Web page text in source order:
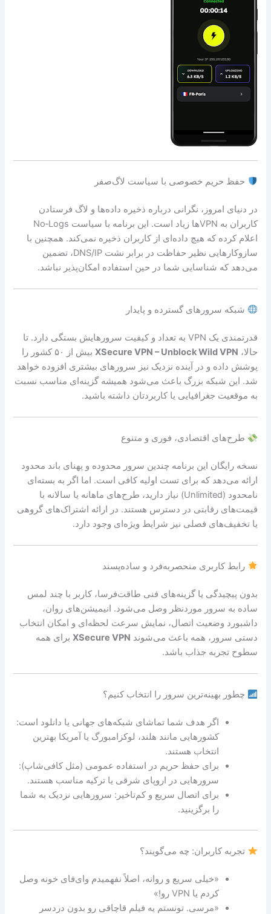
حفظ حریم خصوصی با سیاست لاگ‌صفر
در دنیای امروز، نگرانی درباره ذخیره داده‌ها و لاگ فرستادن
کاربران به VPNها زیاد است. این برنامه با سیاست No‑Logs
اعلام کرده که هیچ داده‌ای از کاربران ذخیره نمی‌کند. همچنین با
سازوکارهایی نظیر حفاظت در برابر نشت DNS/IP، تضمین
می‌دهد که شناسایی شما در حین استفاده امکان‌پذیر نباشد.
شبکه سرورهای گسترده و پایدار
قدرتمندی یک VPN به تعداد و کیفیت سرورهایش بستگی دارد. تا
حالا، XSecure VPN – Unblock Wild VPN
بیش از ۵۰ کشور را
پوشش داده و در آینده نزدیک نیز سرورهای بیشتری افزوده خواهد
شد. این شبکه بزرگ باعث می‌شود همیشه گزینه‌ای مناسب نسبت
به موقعیت جغرافیایی یا کاربردتان داشته باشید.
طرح‌های اقتصادی، فوری و متنوع
نسخه رایگان این برنامه چندین سرور محدوده و پهنای باند محدود
ارائه می‌دهد که برای تست اولیه کافی است. اما اگر به بسته‌ای
نامحدود (Unlimited) نیاز دارید، طرح‌های ماهانه یا سالانه با
قیمت‌های رقابتی در دسترس هستند. در ارائه اشتراک‌های گروهی
یا تخفیف‌های فصلی نیز شرایط ویژه‌ای وجود دارد.
رابط کاربری منحصربه‌فرد و ساده‌پسند
بدون پیچیدگی یا گزینه‌های فنی طاقت‌فرسا، کاربر با چند لمس
ساده به سرور موردنظر وصل می‌شود. انیمیشن‌های روان،
داشبورد وضعیت اتصال، نمایش سرعت لحظه‌ای و امکان انتخاب
دستی سرور، همه باعث می‌شوند XSecure VPN برای همه
سطوح تجربه جذاب باشد.
چطور بهینه‌ترین سرور را انتخاب کنیم؟
اگر هدف شما تماشای شبکه‌های جهانی یا دانلود است:
کشورهایی مانند هلند، لوکزامبورگ یا آمریکا بهترین
انتخاب هستند.
برای حفظ حریم در استفاده عمومی (مثل کافی‌شاپ):
سرورهایی در اروپای شرقی یا ترکیه مناسب هستند.
برای اتصال سریع و کم‌تاخیر: سرورهایی نزدیک به شما
را برگزینید.
تجربه کاربران: چه می‌گویند؟
«خیلی سریع و روانه، اصلاً نفهمیدم وای‌فای خونه وصل
کردم یا VPN رو!»
«مرسی. تونستم یه فیلم قاچاقی رو بدون دردسر